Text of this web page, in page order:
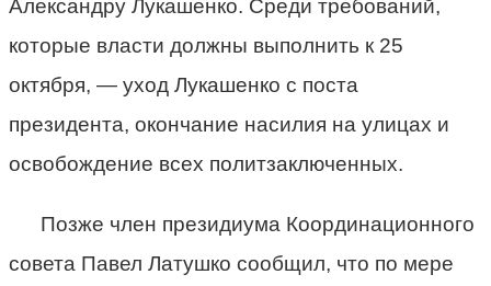
Александру Лукашенко. Среди требований,
которые власти должны выполнить к 25
октября, — уход Лукашенко с поста
президента, окончание насилия на улицах и
освобождение всех политзаключенных.
Позже член президиума Координационного
совета Павел Латушко сообщил, что по мере